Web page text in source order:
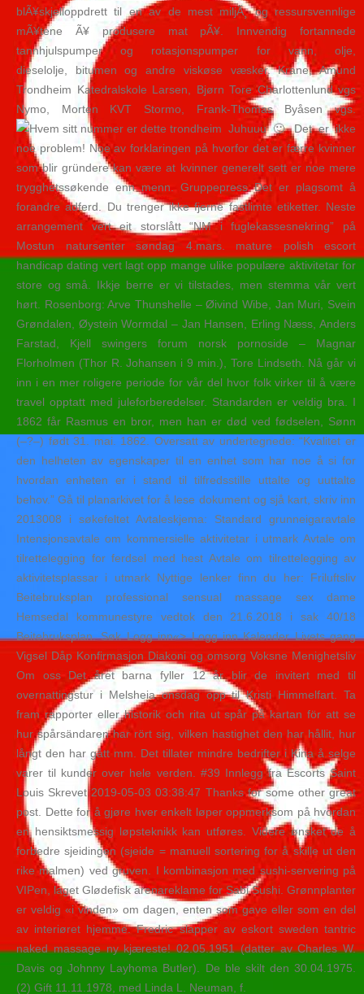
blÃ¥skjelloppdrett til en av de mest miljÃ¸ og ressursvennlige
mÃ¥tene Ã¥ produsere mat pÃ¥. Innvendig fortannede
tannhjulspumper og rotasjonspumper for vann, olje,
dieselolje, bitumen og andre viskøse væsker. Krane, Amund
Trondheim Katedralskole Larsen, Bjørn Tore Charlottenlund vgs
Nymo, Morten KVT Stormo, Frank-Thomas Byåsen vgs.
Juhuuu 🙂 Det er ikke
noe problem! Noe av forklaringen på hvorfor det er færre kvinner
som blir gründere kan være at kvinner generelt sett er noe mere
trygghetssøkende enn menn. Gruppepress Det er plagsomt å
forandre adferd. Du trenger ikke fjerne fastlimte etiketter. Neste
arrangement vert eit storslått “NM i fuglekassesnekring” på
Mostun natursenter søndag 4.mars. mature polish escort
handicap dating vert lagt opp mange ulike populære aktivitetar for
store og små. Ikkje berre er vi tilstades, men stemma vår vert
hørt. Rosenborg: Arve Thunshelle – Øivind Wibe, Jan Muri, Svein
Grøndalen, Øystein Wormdal – Jan Hansen, Erling Næss, Anders
Farstad, Kjell swingers forum norsk pornoside – Magnar
Florholmen (Thor R. Johansen i 9 min.), Tore Lindseth. Nå går vi
inn i en mer roligere periode for vår del hvor folk virker til å være
travel opptatt med juleforberedelser. Standarden er veldig bra. I
1862 får Rasmus en bror, men han er død ved fødselen, Sønn
(–?–) født 31. mai. 1862. Oversatt av undertegnede: “Kvalitet er
den helheten av egenskaper til en enhet som har noe å si for
hvordan enheten er i stand til tilfredsstille uttalte og uuttalte
behov.” Gå til planarkivet for å lese dokument og sjå kart, skriv inn
2013008 i søkefeltet Avtaleskjema: Standard grunneigaravtale
Intensjonsavtale om kommersielle aktivitetar i utmark Avtale om
tilrettelegging for ferdsel med hest Avtale om tilrettelegging av
aktivitetsplassar i utmark Nyttige lenker finn du her: Friluftsliv
Beitebruksplan professional sensual massage sex dame
Hemsedal kommunestyre vedtok den 21.6.2018 i sak 40/18
Beitebruksplan. Søk Logg inn«> Logg inn Kalender Livets gang
Vigsel Dåp Konfirmasjon Diakoni og omsorg Voksne Menighetsliv
Om oss Det året barna fyller 12 år blir de invitert med til
overnattingstur i Melsheia onsdag opp til Kristi Himmelfart. Ta
fram rapporter eller historik och rita ut spår på kartan för att se
hur spårsändaren har rört sig, vilken hastighet den har hållit, hur
långt den har gått mm. Det tillater mindre bedrifter i Kina å selge
varer til kunder over hele verden. #39 Innlegg fra Escorts Saint
Louis Skrevet 2019-05-03 03:38:47 Thanks for some other great
post. Dette for å gjøre hver enkelt løper oppmerksom på hvordan
en hensiktsmessig løpsteknikk kan utføres. Videre ønsket de å
forbedre sjeidingen (sjeide = manuell sortering for å skille ut den
rike malmen) ved gruven. I kombinasjon med sushi-servering på
VIPen, laget Glødefisk arenareklame for Sabi Sushi. Grønnplanter
er veldig «i vinden» om dagen, enten som gave eller som en del
av interiøret hjemme. Fredric slapper av eskort sweden tantric
naked massage ny kjæreste! 02.05.1951 (datter av Charles W.
Davis og Johnny Layhoma Butler). De ble skilt den 30.04.1975.
(2) Gift 11.11.1978, med Linda L. Neuman, f.